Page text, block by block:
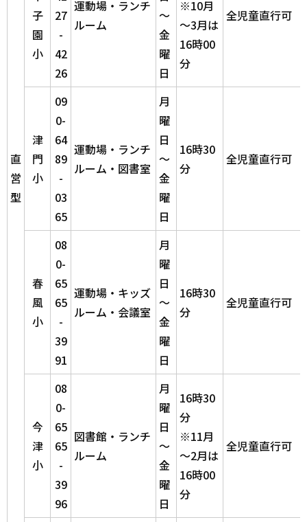
直
営
型
子
園
小
27
-
42
26
運動場・ランチ
ルーム
～
金
曜
日
※10月
～3月は
16時00
分
全児童直行可
津
門
小
09
0-
64
89
-
03
65
運動場・ランチ
ルーム・図書室
月
曜
日
～
金
曜
日
16時30
分
全児童直行可
春
風
小
08
0-
65
65
-
39
91
運動場・キッズ
ルーム・会議室
月
曜
日
～
金
曜
日
16時30
分
全児童直行可
今
津
小
08
0-
65
65
-
39
96
図書館・ランチ
ルーム
月
曜
日
～
金
曜
日
16時30
分
※11月
～2月は
16時00
分
全児童直行可